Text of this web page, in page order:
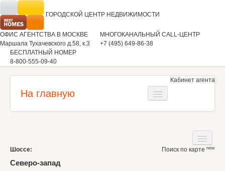
ГОРОДСКОЙ ЦЕНТР НЕДВИЖИМОСТИ
ОФИС АГЕНТСТВА В МОСКВЕ
Маршала Тухачевского д.58, к.3
МНОГОКАНАЛЬНЫЙ CALL-ЦЕНТР
+7 (495) 649-86-38
БЕСПЛАТНЫЙ НОМЕР
8-800-555-09-40
Кабинет агента
На главную
Шоссе: Поиск по карте new
Северо-запад